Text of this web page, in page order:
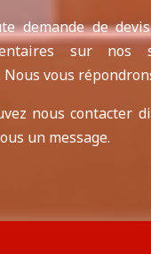
demande de
sur nos
Nous vous
nous contacter
un message.